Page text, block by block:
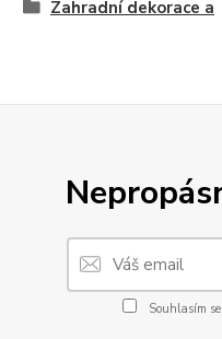
Zahradní dekorace a
Souhlasím se